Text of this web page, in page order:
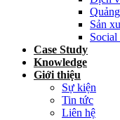
Sản
Case Study
Knowledge
Giới thiệu
Sự kiện
Tin tức
Liên hệ